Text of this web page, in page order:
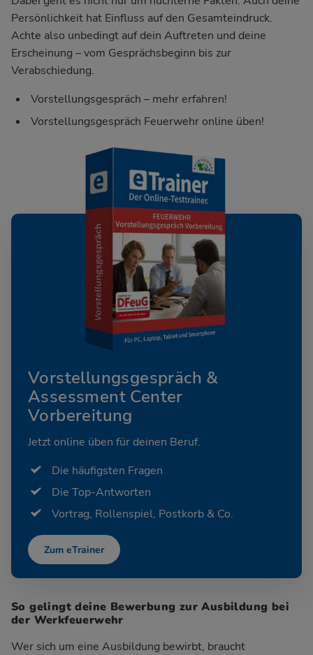
Persönlichkeit hat Einfluss auf den Gesamteindruck.
Achte also unbedingt auf dein Auftreten und deine
Erscheinung – vom Gesprächsbeginn bis zur
Verabschiedung.
Vorstellungsgespräch – mehr erfahren!
Vorstellungsgespräch Feuerwehr online üben!
Vorstellungsgespräch &
Assessment Center
Vorbereitung
Jetzt online üben für deinen Beruf.
Die häufigsten Fragen
Die Top-Antworten
Vortrag, Rollenspiel, Postkorb & Co.
Zum eTrainer
So gelingt deine Bewerbung zur Ausbildung bei
der Werkfeuerwehr
Wer sich um eine Ausbildung bewirbt, braucht